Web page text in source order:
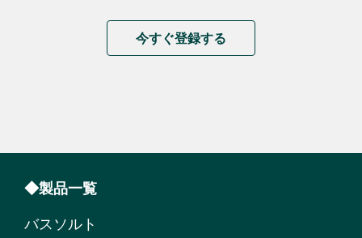
今すぐ登録する
◆製品一覧
バスソルト